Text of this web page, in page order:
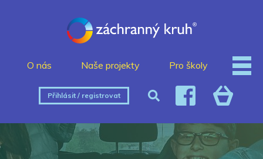
O nás Naše projekty Pro školy
Přihlásit / registrovat